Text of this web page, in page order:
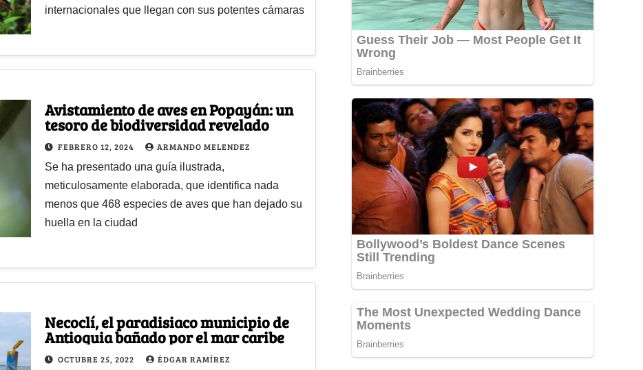
internacionales que llegan con sus potentes cámaras
Avistamiento de aves en Popayán: un
tesoro de biodiversidad revelado
FEBRERO 12, 2024 ARMANDO MELENDEZ
Se ha presentado una guía ilustrada,
meticulosamente elaborada, que identifica nada
menos que 468 especies de aves que han dejado su
huella en la ciudad
Necoclí, el paradisiaco municipio de
Antioquia bañado por el mar caribe
OCTUBRE 25, 2022 ÉDGAR RAMÍREZ